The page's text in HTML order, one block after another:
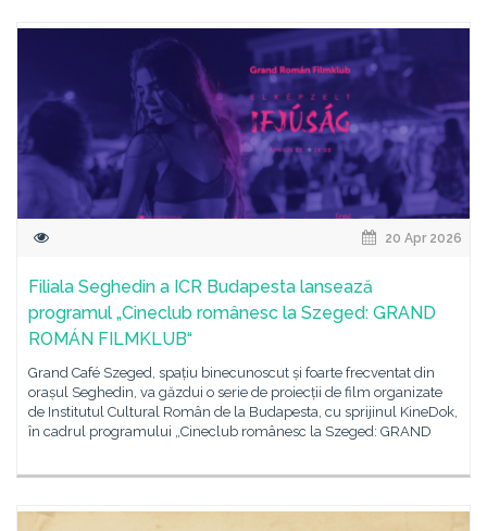
20 Apr 2026
Filiala Seghedin a ICR Budapesta lansează
programul „Cineclub românesc la Szeged: GRAND
ROMÁN FILMKLUB“
Grand Café Szeged, spațiu binecunoscut și foarte frecventat din
orașul Seghedin, va găzdui o serie de proiecții de film organizate
de Institutul Cultural Român de la Budapesta, cu sprijinul KineDok,
în cadrul programului „Cineclub românesc la Szeged: GRAND